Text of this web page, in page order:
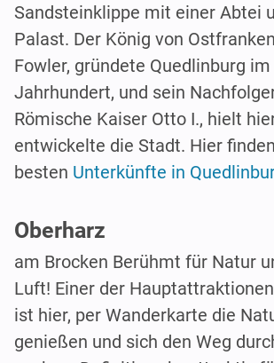
Sandsteinklippe mit einer Abtei
Palast. Der König von
Fowler, gründete Quedlinburg im
Jahrhundert, und sein
Römische Kaiser Otto I., hielt
entwickelte die Stadt. Hier
besten Unterkünfte in
Oberharz
am Brocken Berühmt für Natur
Luft! Einer der
ist hier, per Wanderkarte die
genießen und sich den Weg